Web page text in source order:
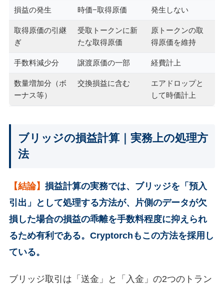
損益の発生 時価−取得原価 発生しない
取得原価の引継
ぎ
受取トークンに新
たな取得原価
原トークンの取
得原価を維持
手数料減少分 譲渡原価の一部 経費計上
数量増加分（ボ
ーナス等）
交換損益に含む
エアドロップと
して時価計上
ブリッジの損益計算｜実務上の処理方
法
【結論】 損益計算の実務では、ブリッジを「預入
引出」として処理する方法が、片側のデータが欠
損した場合の損益の乖離を手数料程度に抑えられ
るため有利である。Cryptorchもこの方法を採用し
ている。
ブリッジ取引は「送金」と「入金」の2つのトラン